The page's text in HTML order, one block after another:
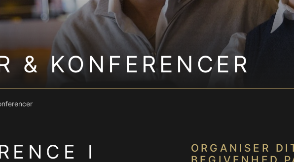
& KONFERENCER
I
ORGANISER